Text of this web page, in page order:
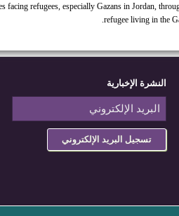
refugees, especially Gazans in Jordan,
refugee living in the
النشرة الإخبارية
تسجيل البريد الإلكتروني